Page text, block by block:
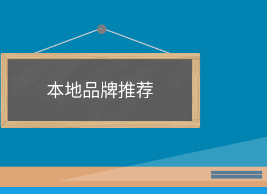
本地品牌推荐